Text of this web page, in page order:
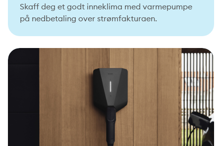
Skaff deg et godt inneklima med varmepumpe
på nedbetaling over strømfakturaen.